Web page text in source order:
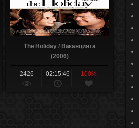
The Holiday / Ваканцията
(2006)
2426 02:15:46 100%